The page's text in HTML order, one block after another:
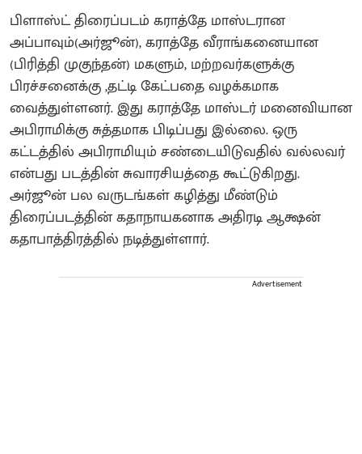
பிளாஸ்ட் திரைப்படம் கராத்தே மாஸ்டரான
அப்பாவும்(அர்ஜூன்), கராத்தே வீராங்கனையான
(பிரித்தி முகுந்தன்) மகளும், மற்றவர்களுக்கு
பிரச்சனைக்கு ,தட்டி கேட்பதை வழக்கமாக
வைத்துள்ளனர். இது கராத்தே மாஸ்டர் மனைவியான
அபிராமிக்கு சுத்தமாக பிடிப்பது இல்லை. ஒரு
கட்டத்தில் அபிராமியும் சண்டையிடுவதில் வல்லவர்
என்பது படத்தின் சுவாரசியத்தை கூட்டுகிறது.
அர்ஜூன் பல வருடங்கள் கழித்து மீண்டும்
திரைப்படத்தின் கதாநாயகனாக அதிரடி ஆக்ஷன்
கதாபாத்திரத்தில் நடித்துள்ளார்.
Advertisement